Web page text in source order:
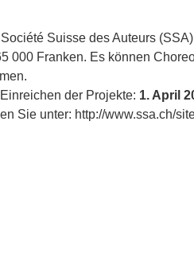
Suisse des Auteurs
000 Franken. Es können
der Projekte: 1. April
Sie unter: http://www.ssa.ch/